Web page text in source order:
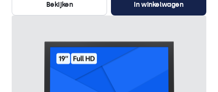
Bekijken
In winkelwagen